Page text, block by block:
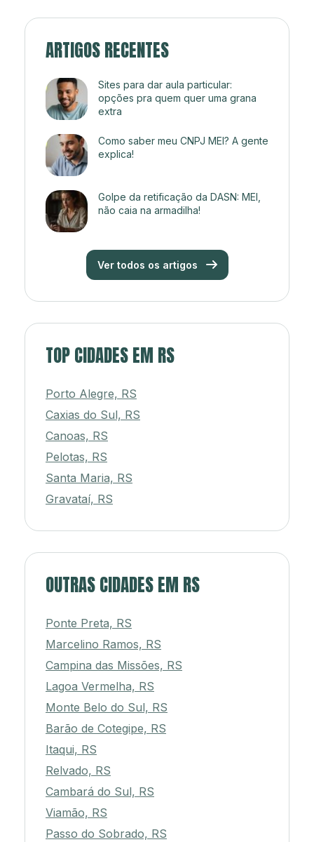
ARTIGOS RECENTES
Sites para dar aula particular:
opções pra quem quer uma grana
extra
Como saber meu CNPJ MEI? A gente
explica!
Golpe da retificação da DASN: MEI,
não caia na armadilha!
Ver todos os artigos
TOP CIDADES EM RS
Porto Alegre, RS
Caxias do Sul, RS
Canoas, RS
Pelotas, RS
Santa Maria, RS
Gravataí, RS
OUTRAS CIDADES EM RS
Ponte Preta, RS
Marcelino Ramos, RS
Campina das Missões, RS
Lagoa Vermelha, RS
Monte Belo do Sul, RS
Barão de Cotegipe, RS
Itaqui, RS
Relvado, RS
Cambará do Sul, RS
Viamão, RS
Passo do Sobrado, RS